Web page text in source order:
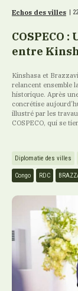
Echos des villes |
COSPECO
entre
Kinshasa et
relancent ensemble
historique. Après
concrétise
illustré par les
COSPECO, qui se
Diplomatie des villes
Congo RDC